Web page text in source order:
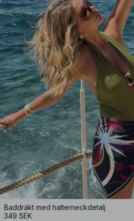
Baddräkt med halterneckdetalj
349 SEK